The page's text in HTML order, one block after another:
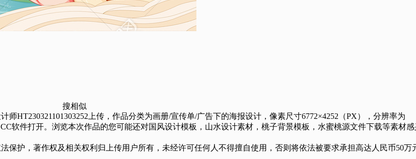
搜相似
HT230321101303252上传，作品分类为画册/宣传单/广告下的海报设计，像素尺寸6772×4252（PX），分辨率为
软件打开。浏览本次作品的您可能还对国风设计模板，山水设计素材，桃子背景模板，水蜜桃源文件下载等素材
保护，著作权及相关权利归上传用户所有，未经许可任何人不得擅自使用，否则将依法被要求承担高达人民币50万